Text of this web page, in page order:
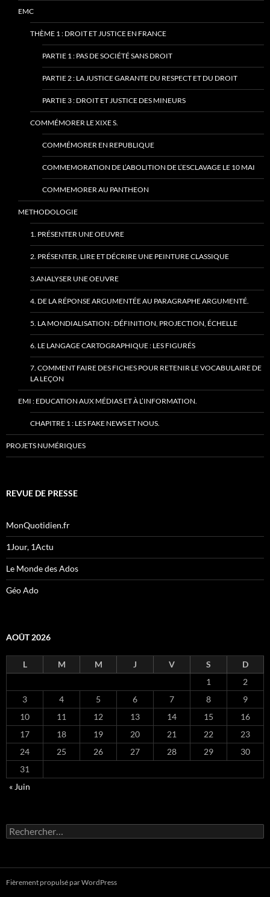
EMC
THÈME 1 : DROIT ET JUSTICE EN FRANCE
PARTIE 1 : PAS DE SOCIÉTÉ SANS DROIT
PARTIE 2 : LA JUSTICE GARANTE DU RESPECT ET DU DROIT
PARTIE 3 : DROIT ET JUSTICE DES MINEURS
COMMÉMORER LE XIXE S.
COMMÉMORER EN REPUBLIQUE
COMMEMORATION DE L’ABOLITION DE L’ESCLAVAGE LE 10 MAI
COMMEMORER AU PANTHEON
METHODOLOGIE
1. PRÉSENTER UNE OEUVRE
2. PRÉSENTER, LIRE ET DÉCRIRE UNE PEINTURE CLASSIQUE
3.ANALYSER UNE OEUVRE
4. DE LA RÉPONSE ARGUMENTÉE AU PARAGRAPHE ARGUMENTÉ.
5. LA MONDIALISATION : DÉFINITION, PROJECTION, ÉCHELLE
6. LE LANGAGE CARTOGRAPHIQUE : LES FIGURÉS
7. COMMENT FAIRE DES FICHES POUR RETENIR LE VOCABULAIRE DE
LA LEÇON
EMI : EDUCATION AUX MÉDIAS ET À L’INFORMATION.
CHAPITRE 1 : LES FAKE NEWS ET NOUS.
PROJETS NUMÉRIQUES
REVUE DE PRESSE
MonQuotidien.fr
1Jour, 1Actu
Le Monde des Ados
Géo Ado
AOÛT 2026
L M M J V S
D
1
2
3
4 5 6 7 8
9
10
11 12 13 14 15
16
17
18 19 20 21 22
23
24
25 26 27 28 29
30
31
« Juin
R
e
r
Fièrement propulsé par WordPress